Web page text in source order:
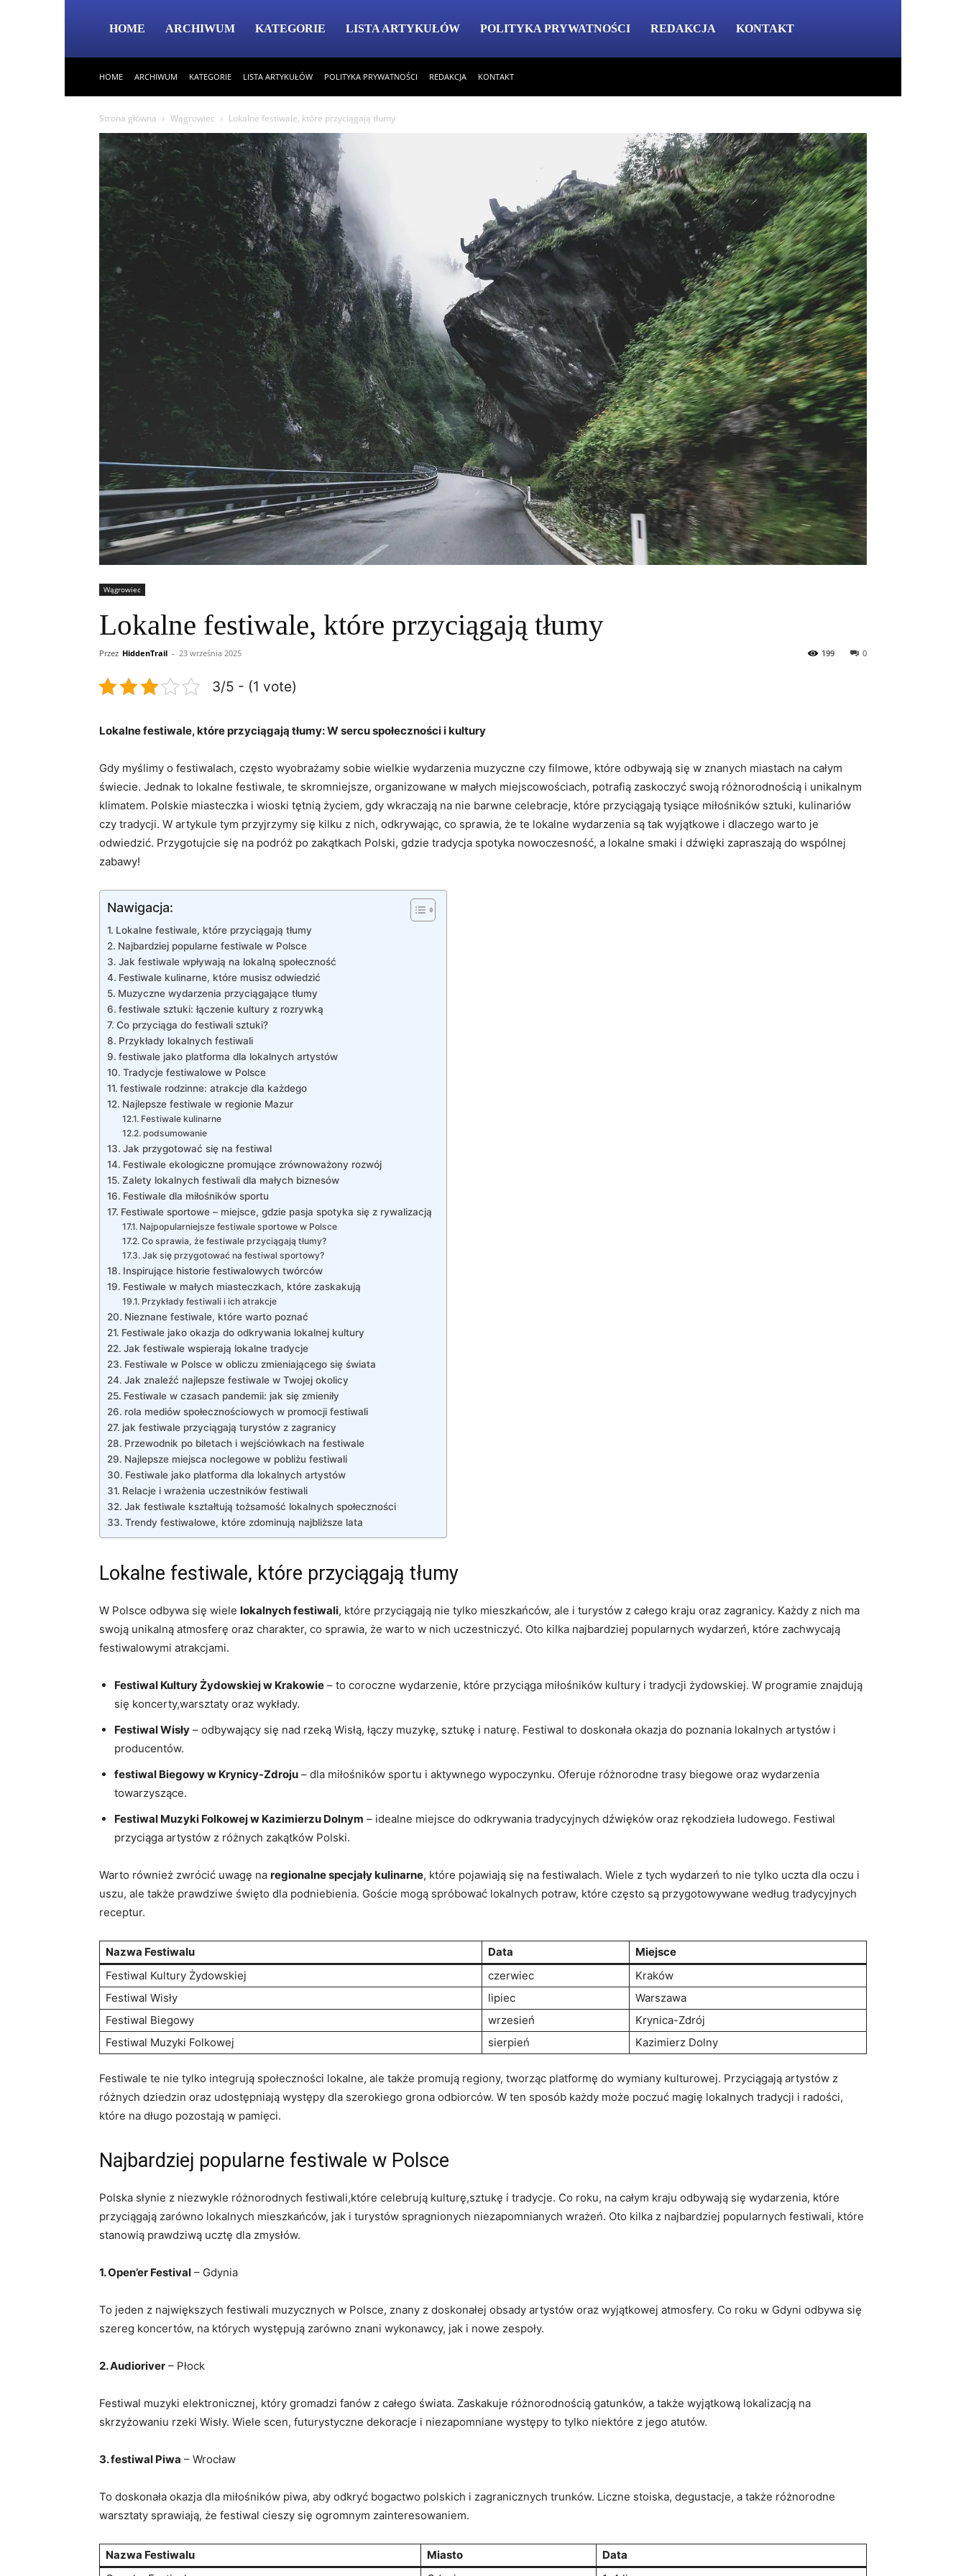
HOME ARCHIWUM KATEGORIE LISTA ARTYKUŁÓW POLITYKA PRYWATNOŚCI REDAKCJA KONTAKT
HOME ARCHIWUM KATEGORIE LISTA ARTYKUŁÓW POLITYKA PRYWATNOŚCI REDAKCJA KONTAKT
Strona główna Wągrowiec Lokalne festiwale, które przyciągają tłumy
Wągrowiec
Lokalne festiwale, które przyciągają tłumy
Przez HiddenTrail - 23 września 2025 0
199
3/5 - (1 vote)
Lokalne festiwale, które przyciągają tłumy: W sercu społeczności i kultury
Gdy myślimy o festiwalach, często wyobrażamy sobie wielkie wydarzenia muzyczne czy filmowe, które odbywają się w znanych miastach na całym
świecie. Jednak to lokalne festiwale, te skromniejsze, organizowane w małych miejscowościach, potrafią zaskoczyć swoją różnorodnością i unikalnym
klimatem. Polskie miasteczka i wioski tętnią życiem, gdy wkraczają na nie barwne celebracje, które przyciągają tysiące miłośników sztuki, kulinariów
czy tradycji. W artykule tym przyjrzymy się kilku z nich, odkrywając, co sprawia, że te lokalne wydarzenia są tak wyjątkowe i dlaczego warto je
odwiedzić. Przygotujcie się na podróż po zakątkach Polski, gdzie tradycja spotyka nowoczesność, a lokalne smaki i dźwięki zapraszają do wspólnej
zabawy!
Nawigacja:
Lokalne festiwale, które przyciągają tłumy
Najbardziej popularne festiwale w Polsce
Jak festiwale wpływają na lokalną społeczność
Festiwale kulinarne, które musisz odwiedzić
Muzyczne wydarzenia przyciągające tłumy
festiwale sztuki: łączenie kultury z rozrywką
Co przyciąga do festiwali sztuki?
Przykłady lokalnych festiwali
festiwale jako platforma dla lokalnych artystów
Tradycje festiwalowe w Polsce
festiwale rodzinne: atrakcje dla każdego
Najlepsze festiwale w regionie Mazur
Festiwale kulinarne
podsumowanie
Jak przygotować się na festiwal
Festiwale ekologiczne promujące zrównoważony rozwój
Zalety lokalnych festiwali dla małych biznesów
Festiwale dla miłośników sportu
Festiwale sportowe – miejsce, gdzie pasja spotyka się z rywalizacją
Najpopularniejsze festiwale sportowe w Polsce
Co sprawia, że festiwale przyciągają tłumy?
Jak się przygotować na festiwal sportowy?
Inspirujące historie festiwalowych twórców
Festiwale w małych miasteczkach, które zaskakują
Przykłady festiwali i ich atrakcje
Nieznane festiwale, które warto poznać
Festiwale jako okazja do odkrywania lokalnej kultury
Jak festiwale wspierają lokalne tradycje
Festiwale w Polsce w obliczu zmieniającego się świata
Jak znaleźć najlepsze festiwale w Twojej okolicy
Festiwale w czasach pandemii: jak się zmieniły
rola mediów społecznościowych w promocji festiwali
jak festiwale przyciągają turystów z zagranicy
Przewodnik po biletach i wejściówkach na festiwale
Najlepsze miejsca noclegowe w pobliżu festiwali
Festiwale jako platforma dla lokalnych artystów
Relacje i wrażenia uczestników festiwali
Jak festiwale kształtują tożsamość lokalnych społeczności
Trendy festiwalowe, które zdominują najbliższe lata
Lokalne festiwale, które przyciągają tłumy
W Polsce odbywa się wiele lokalnych festiwali, które przyciągają nie tylko mieszkańców, ale i turystów z całego kraju oraz zagranicy. Każdy z nich ma
swoją unikalną atmosferę oraz charakter, co sprawia, że warto w nich uczestniczyć. Oto kilka najbardziej popularnych wydarzeń, które zachwycają
festiwalowymi atrakcjami.
Festiwal Kultury Żydowskiej w Krakowie – to coroczne wydarzenie, które przyciąga miłośników kultury i tradycji żydowskiej. W programie znajdują
się koncerty,warsztaty oraz wykłady.
Festiwal Wisły – odbywający się nad rzeką Wisłą, łączy muzykę, sztukę i naturę. Festiwal to doskonała okazja do poznania lokalnych artystów i
producentów.
festiwal Biegowy w Krynicy-Zdroju – dla miłośników sportu i aktywnego wypoczynku. Oferuje różnorodne trasy biegowe oraz wydarzenia
towarzyszące.
Festiwal Muzyki Folkowej w Kazimierzu Dolnym – idealne miejsce do odkrywania tradycyjnych dźwięków oraz rękodzieła ludowego. Festiwal
przyciąga artystów z różnych zakątków Polski.
Warto również zwrócić uwagę na regionalne specjały kulinarne, które pojawiają się na festiwalach. Wiele z tych wydarzeń to nie tylko uczta dla oczu i
uszu, ale także prawdziwe święto dla podniebienia. Goście mogą spróbować lokalnych potraw, które często są przygotowywane według tradycyjnych
receptur.
Nazwa Festiwalu Data
Miejsce
Festiwal Kultury Żydowskiej
czerwiec
Kraków
Festiwal Wisły
lipiec
Warszawa
Festiwal Biegowy
wrzesień
Krynica-Zdrój
Festiwal Muzyki Folkowej
sierpień Kazimierz Dolny
Festiwale te nie tylko integrują społeczności lokalne, ale także promują regiony, tworząc platformę do wymiany kulturowej. Przyciągają artystów z
różnych dziedzin oraz udostępniają występy dla szerokiego grona odbiorców. W ten sposób każdy może poczuć magię lokalnych tradycji i radości,
które na długo pozostają w pamięci.
Najbardziej popularne festiwale w Polsce
Polska słynie z niezwykle różnorodnych festiwali,które celebrują kulturę,sztukę i tradycje. Co roku, na całym kraju odbywają się wydarzenia, które
przyciągają zarówno lokalnych mieszkańców, jak i turystów spragnionych niezapomnianych wrażeń. Oto kilka z najbardziej popularnych festiwali, które
stanowią prawdziwą ucztę dla zmysłów.
1. Open’er Festival – Gdynia
To jeden z największych festiwali muzycznych w Polsce, znany z doskonałej obsady artystów oraz wyjątkowej atmosfery. Co roku w Gdyni odbywa się
szereg koncertów, na których występują zarówno znani wykonawcy, jak i nowe zespoły.
2. Audioriver – Płock
Festiwal muzyki elektronicznej, który gromadzi fanów z całego świata. Zaskakuje różnorodnością gatunków, a także wyjątkową lokalizacją na
skrzyżowaniu rzeki Wisły. Wiele scen, futurystyczne dekoracje i niezapomniane występy to tylko niektóre z jego atutów.
3. festiwal Piwa – Wrocław
To doskonała okazja dla miłośników piwa, aby odkryć bogactwo polskich i zagranicznych trunków. Liczne stoiska, degustacje, a także różnorodne
warsztaty sprawiają, że festiwal cieszy się ogromnym zainteresowaniem.
Nazwa Festiwalu Miasto
Data